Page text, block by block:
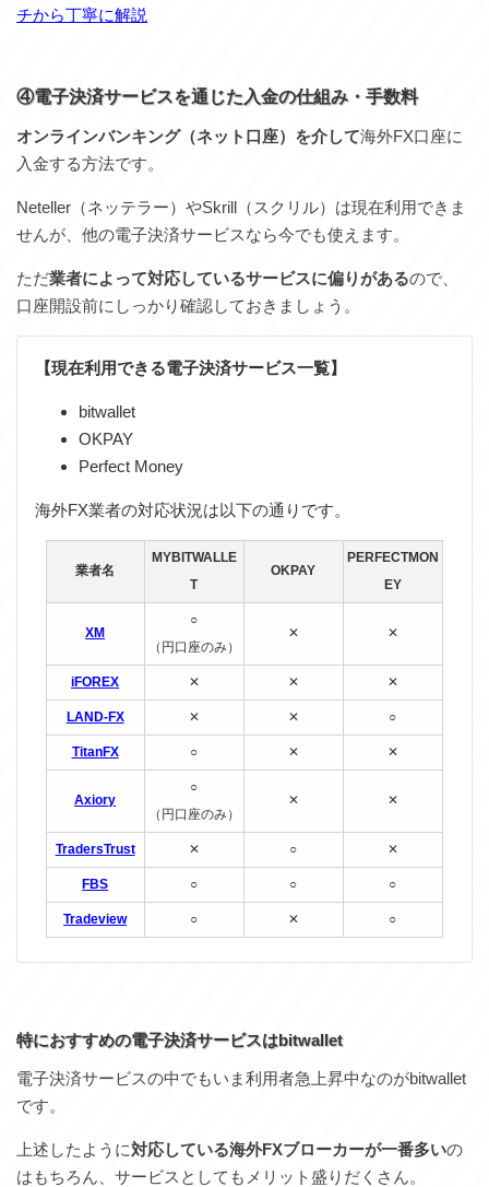
チから丁寧に解説
④電子決済サービスを通じた入金の仕組み・手数料
オンラインバンキング（ネット口座）を介して海外FX口座に
入金する方法です。
Neteller（ネッテラー）やSkrill（スクリル）は現在利用できま
せんが、他の電子決済サービスなら今でも使えます。
ただ業者によって対応しているサービスに偏りがあるので、
口座開設前にしっかり確認しておきましょう。
【現在利用できる電子決済サービス一覧】
bitwallet
OKPAY
Perfect Money
海外FX業者の対応状況は以下の通りです。
業者名
MYBITWALLE
T
OKPAY
PERFECTMON
EY
XM
○
（円口座のみ）
✕ ✕
iFOREX ✕ ✕ ✕
LAND-FX ✕ ✕ ○
TitanFX ○ ✕ ✕
Axiory
○
（円口座のみ）
✕ ✕
TradersTrust ✕ ○ ✕
FBS ○ ○ ○
Tradeview ○ ✕ ○
特におすすめの電子決済サービスはbitwallet
電子決済サービスの中でもいま利用者急上昇中なのがbitwallet
です。
上述したように対応している海外FXブローカーが一番多いの
はもちろん、サービスとしてもメリット盛りだくさん。